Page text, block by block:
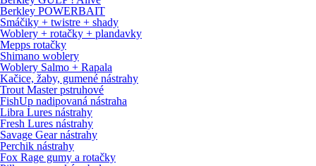
Berkley POWERBAIT
Smáčiky + twistre + shady
Woblery + rotačky + plandavky
Mepps rotačky
Shimano woblery
Woblery Salmo + Rapala
Kačice, žaby, gumené nástrahy
Trout Master pstruhové
FishUp nadipovaná nástraha
Libra Lures nástrahy
Fresh Lures nástrahy
Savage Gear nástrahy
Perchik nástrahy
Fox Rage gumy a rotačky